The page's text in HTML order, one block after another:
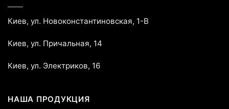
Киев, ул. Новоконстантиновская, 1-В
Киев, ул. Причальная, 14
Киев, ул. Электриков, 16
НАША ПРОДУКЦИЯ